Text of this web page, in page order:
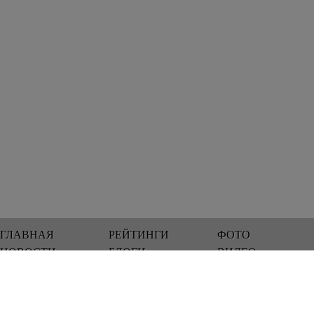
ГЛАВНАЯ
НОВОСТИ
РЕЙТИНГИ
БЛОГИ
ФОТО
ВИДЕО